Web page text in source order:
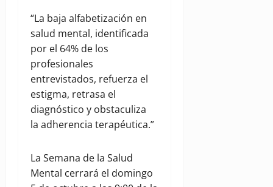
“La baja alfabetización en
salud mental, identificada
por el 64% de los
profesionales
entrevistados, refuerza el
estigma, retrasa el
diagnóstico y obstaculiza
la adherencia terapéutica.”
La Semana de la Salud
Mental cerrará el domingo